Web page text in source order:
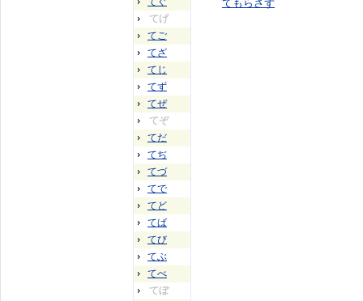
てげ
てご
てざ
てじ
てず
てぜ
てぞ
てだ
てぢ
てづ
てで
てど
てば
てび
てぶ
てべ
てぼ
てもらさず